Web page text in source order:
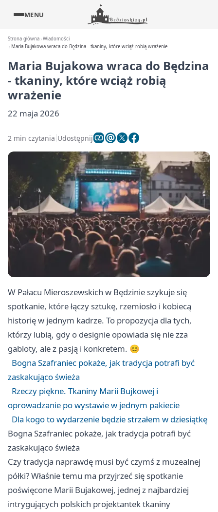
MENU
Strona główna Wiadomości
Maria Bujakowa wraca do Będzina - tkaniny, które wciąż robią wrażenie
Maria Bujakowa wraca do Będzina
- tkaniny, które wciąż robią
wrażenie
22 maja 2026
2 min czytania Udostępnij
W Pałacu Mieroszewskich w Będzinie szykuje się
spotkanie, które łączy sztukę, rzemiosło i kobiecą
historię w jednym kadrze. To propozycja dla tych,
którzy lubią, gdy o designie opowiada się nie zza
gabloty, ale z pasją i konkretem. 😊
Bogna Szafraniec pokaże, jak tradycja potrafi być
zaskakująco świeża
Rzeczy piękne. Tkaniny Marii Bujkowej i
oprowadzanie po wystawie w jednym pakiecie
Dla kogo to wydarzenie będzie strzałem w dziesiątkę
Bogna Szafraniec pokaże, jak tradycja potrafi być
zaskakująco świeża
Czy tradycja naprawdę musi być czymś z muzealnej
półki? Właśnie temu ma przyjrzeć się spotkanie
poświęcone Marii Bujakowej, jednej z najbardziej
intrygujących polskich projektantek tkaniny